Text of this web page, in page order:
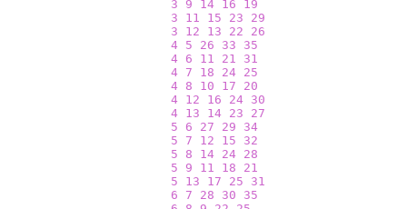
3
9 14 16
19
3
11 15 23
29
3
12 13 22
26
4 5 26 33
35
4 6 11 21
31
4 7 18 24 25
4 8 10 17
20
4 12 16 24 30
4 13 14 23
27
5
6 27 29
34
5
7 12 15
32
5
8 14 24 28
5
9 11 18
21
5
13 17 25
31
6
7 28 30
35